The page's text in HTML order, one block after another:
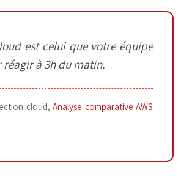
est celui que votre équipe
à 3h du matin.
cloud,Analyse comparative AWS